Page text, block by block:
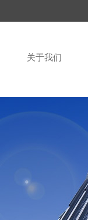
关于我们